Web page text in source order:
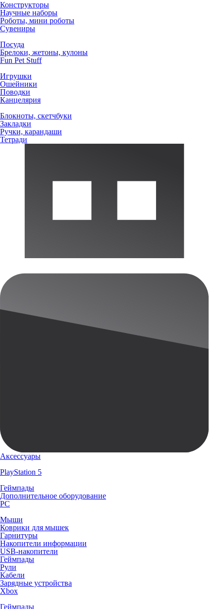
Конструкторы
Научные наборы
Роботы, мини роботы
Сувениры
Посуда
Брелоки, жетоны, кулоны
Fun Pet Stuff
Игрушки
Ошейники
Поводки
Канцелярия
Блокноты, скетчбуки
Закладки
Ручки, карандаши
Тетради
Аксессуары
PlayStation 5
Геймпады
Дополнительное оборудование
PC
Мыши
Коврики для мышек
Гарнитуры
Накопители информации
USB-накопители
Геймпады
Рули
Кабели
Зарядные устройства
Xbox
Геймпады